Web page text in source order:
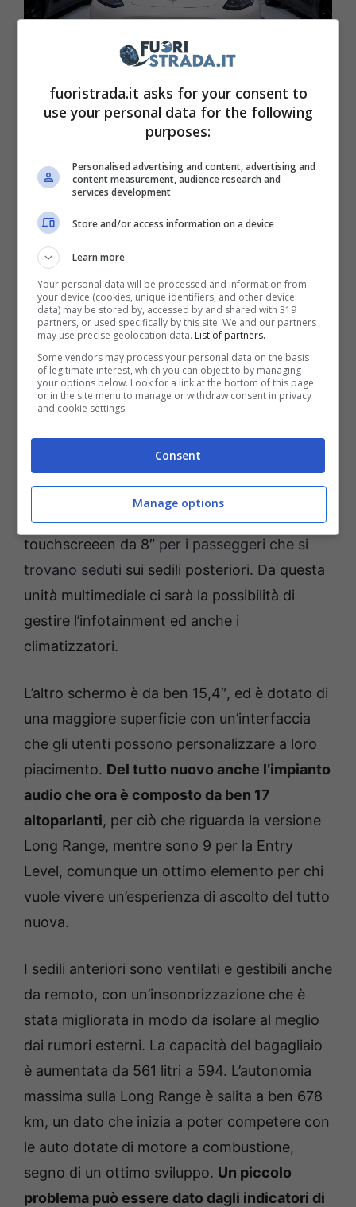
Tesla Model 3 in mostra (ANSA) – Fuoristrada.it
Aumenta anche il coefficiente aerodinamico,
cosa che ne migliorerà il comportamento in
curva. Nuovi anche i gruppi ottici posteriori,
denominati “C shaped”,
e le novità non
finiscono qui, visto che è stato introdotto
anche un nuovo diffusore
molto le dimensioni, con la Model 3 che si
conferma larga 1,88 metri ed alta 1,44,
mentre è più lunga di soli 2 centimetri,
arrivando ad un totale di 4,72 metri.
Cambia parecchio invece l’abitacolo,
sterzo che ora è del tutto privo delle palette
sul piantone
ed indicatori di direzione. La console centrale
è rivestita in alluminio, con il diplay
touchscreeen da 8″ per i passeggeri che si
trovano seduti sui sedili posteriori. Da questa
unità multimediale ci sarà la possibilità di
gestire l’infotainment ed anche i
climatizzatori.
L’altro schermo è da ben 15,4″, ed è dotato di
una maggiore superficie con un’interfaccia
che gli utenti possono personalizzare a loro
piacimento. Del tutto nuovo anche l’impianto
audio che ora è composto da ben 17
altoparlanti, per ciò che riguarda la versione
Long Range, mentre sono 9 per la Entry
Level, comunque un ottimo elemento per chi
vuole vivere un’esperienza di ascolto del tutto
nuova.
I sedili anteriori sono ventilati e gestibili anche
da remoto, con un’insonorizzazione che è
stata migliorata in modo da isolare al meglio
dai rumori esterni. La capacità del bagagliaio
è aumentata da 561 litri a 594. L’autonomia
massima sulla Long Range è salita a ben 678
km, un dato che inizia a poter competere con
le auto dotate di motore a combustione,
segno di un ottimo sviluppo. Un piccolo
problema può essere dato dagli indicatori di
fuoristrada.it asks for your consent to
use your personal data for the following
purposes:
Personalised advertising and content, advertising and
content measurement, audience research and
services development
Store and/or access information on a device
Learn more
Your personal data will be processed and information from
your device (cookies, unique identifiers, and other device
data) may be stored by, accessed by and shared with 319
partners, or used specifically by this site. We and our partners
may use precise geolocation data. List of partners.
Some vendors may process your personal data on the basis
of legitimate interest, which you can object to by managing
your options below. Look for a link at the bottom of this page
or in the site menu to manage or withdraw consent in privacy
and cookie settings.
Consent
Manage options